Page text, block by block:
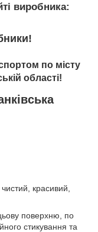
виробника:
по місту
області!
красивий,
поверхню, по
стикування та